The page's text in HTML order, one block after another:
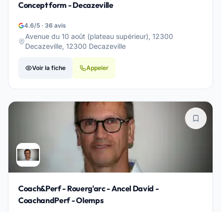
Concept form - Decazeville
4.6/5 · 36 avis
Avenue du 10 août (plateau supérieur), 12300
Decazeville, 12300 Decazeville
Voir la fiche Appeler
Coach&Perf - Rouerg'arc - Ancel David -
CoachandPerf - Olemps